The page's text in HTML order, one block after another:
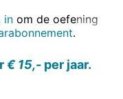
in om de oefening
.
€ 15,- per jaar.